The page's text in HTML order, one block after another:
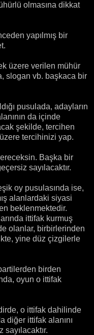
olmasına dikkat
yapılmış bir
üzere verilen mühür
slogan vb. başkaca bir
pusulada, adayların
da içinde
şekilde, tercihen
tercihinizi yap.
Başka bir
sayılacaktır.
oy pusulasında ise,
alanlardaki siyasi
beklenmektedir.
ittifak kurmuş
olanlar, birbirlerinden
yine düz çizgilerle
birden
oyun o ittifak
o ittifak dahilinde
diğer ittifak alanını